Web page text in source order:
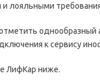
лояльными
однообразный
к сервису
ЛифКар ниже.